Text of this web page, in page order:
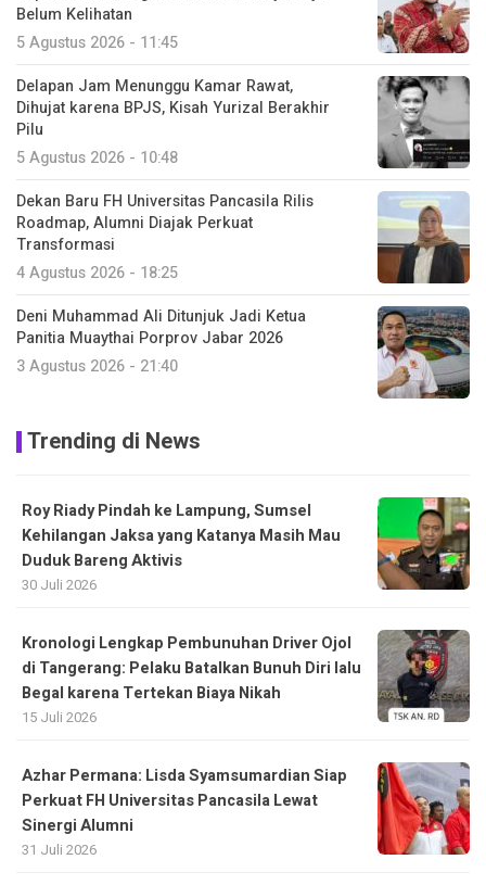
Belum Kelihatan
5 Agustus 2026 - 11:45
Delapan Jam Menunggu Kamar Rawat,
Dihujat karena BPJS, Kisah Yurizal Berakhir
Pilu
5 Agustus 2026 - 10:48
Dekan Baru FH Universitas Pancasila Rilis
Roadmap, Alumni Diajak Perkuat
Transformasi
4 Agustus 2026 - 18:25
Deni Muhammad Ali Ditunjuk Jadi Ketua
Panitia Muaythai Porprov Jabar 2026
3 Agustus 2026 - 21:40
Trending di News
Roy Riady Pindah ke Lampung, Sumsel
Kehilangan Jaksa yang Katanya Masih Mau
Duduk Bareng Aktivis
30 Juli 2026
Kronologi Lengkap Pembunuhan Driver Ojol
di Tangerang: Pelaku Batalkan Bunuh Diri lalu
Begal karena Tertekan Biaya Nikah
15 Juli 2026
Azhar Permana: Lisda Syamsumardian Siap
Perkuat FH Universitas Pancasila Lewat
Sinergi Alumni
31 Juli 2026